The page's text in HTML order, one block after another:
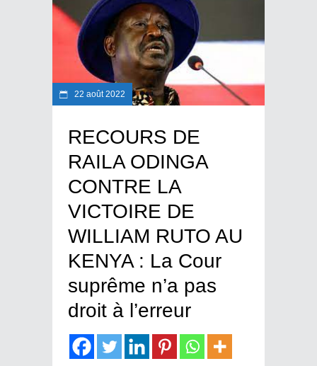
22 août 2022
RECOURS DE
RAILA ODINGA
CONTRE LA
VICTOIRE DE
WILLIAM RUTO AU
KENYA : La Cour
suprême n’a pas
droit à l’erreur